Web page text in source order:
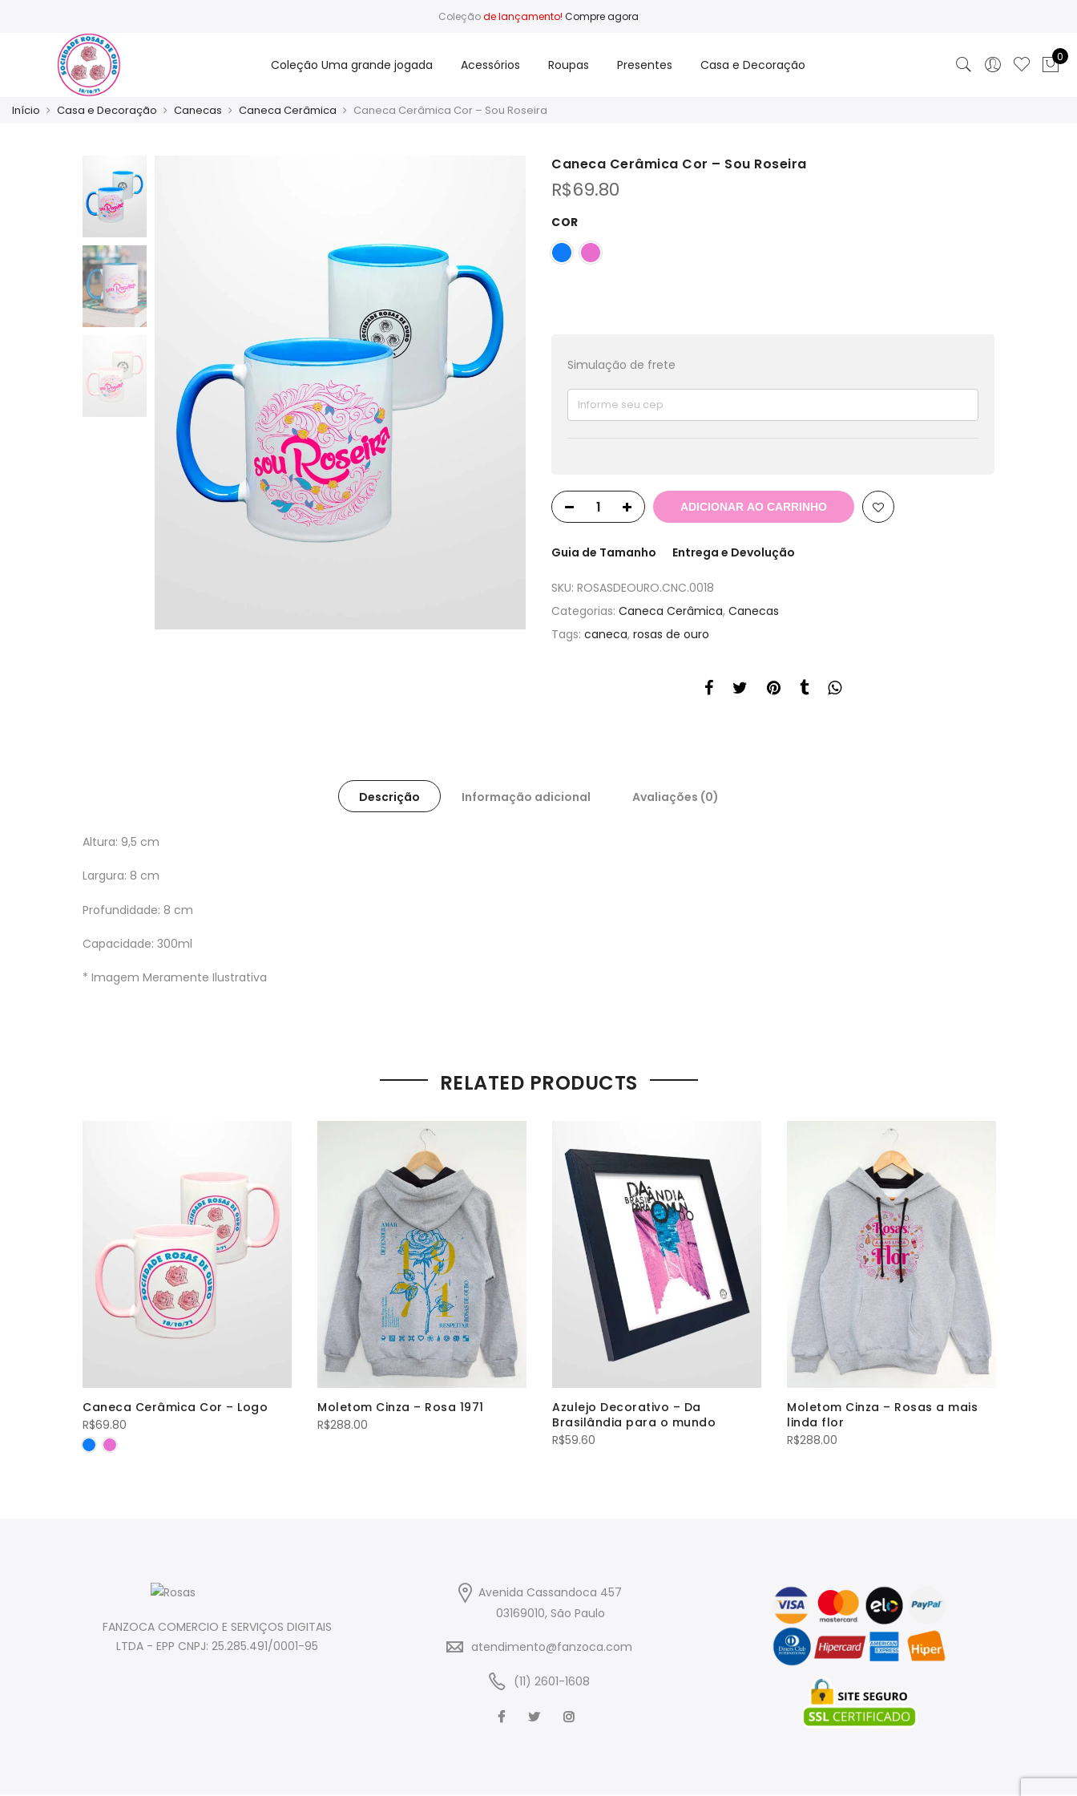
Coleçãode lançamento! Compre agora
Coleção Uma grande jogada Acessórios Roupas Presentes Casa e Decoração
0
Início Casa e Decoração Canecas Caneca Cerâmica Caneca Cerâmica Cor – Sou Roseira
Caneca Cerâmica Cor – Sou Roseira
R$69.80
COR
Simulação de frete
ADICIONAR AO CARRINHO
Guia de Tamanho Entrega e Devolução
SKU: ROSASDEOURO.CNC.0018
Categorias: Caneca Cerâmica, Canecas
Tags: caneca, rosas de ouro
Descrição Informação adicional Avaliações (0)
Altura: 9,5 cm
Largura: 8 cm
Profundidade: 8 cm
Capacidade: 300ml
* Imagem Meramente Ilustrativa
RELATED PRODUCTS
Caneca Cerâmica Cor – Logo
R$69.80
Moletom Cinza – Rosa 1971
R$288.00
Azulejo Decorativo – Da
Brasilândia para o mundo
R$59.60
Moletom Cinza – Rosas a mais
linda flor
R$288.00
FANZOCA COMERCIO E SERVIÇOS DIGITAIS
LTDA - EPP CNPJ: 25.285.491/0001-95
Avenida Cassandoca 457
03169010, São Paulo
atendimento@fanzoca.com
(11) 2601-1608